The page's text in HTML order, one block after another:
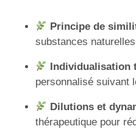
Principe de
substances
Individualisation
personnalisé suivant
Dilutions et
thérapeutique pour